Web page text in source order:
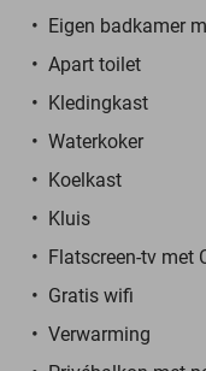
Eigen badkamer
Apart toilet
Kledingkast
Waterkoker
Koelkast
Kluis
Flatscreen-tv met
Gratis wifi
Verwarming